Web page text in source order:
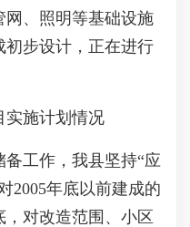
、照明等基础设施
步设计，正在进行
施计划情况
工作，我县坚持“应
2005年底以前建成的
对改造范围、小区